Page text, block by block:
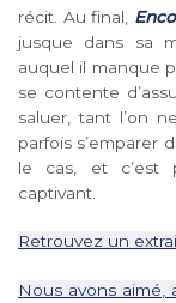
récit. Au final,
jusque dans sa
auquel il manque
se contente
saluer, tant l’on
parfois s’emparer
le cas, et c’est
captivant.
Retrouvez un
Nous avons aimé,